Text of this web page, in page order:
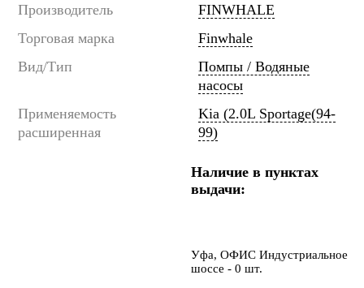
Производитель
FINWHALE
Торговая марка
Finwhale
Вид/Тип
Помпы / Водяные
насосы
Применяемость
расширенная
Kia (2.0L Sportage(94-
99)
Наличие в пунктах
выдачи:
Уфа, ОФИС Индустриальное
шоссе - 0 шт.